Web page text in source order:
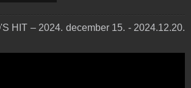
HIT – 2024. december 15. - 2024.12.20.